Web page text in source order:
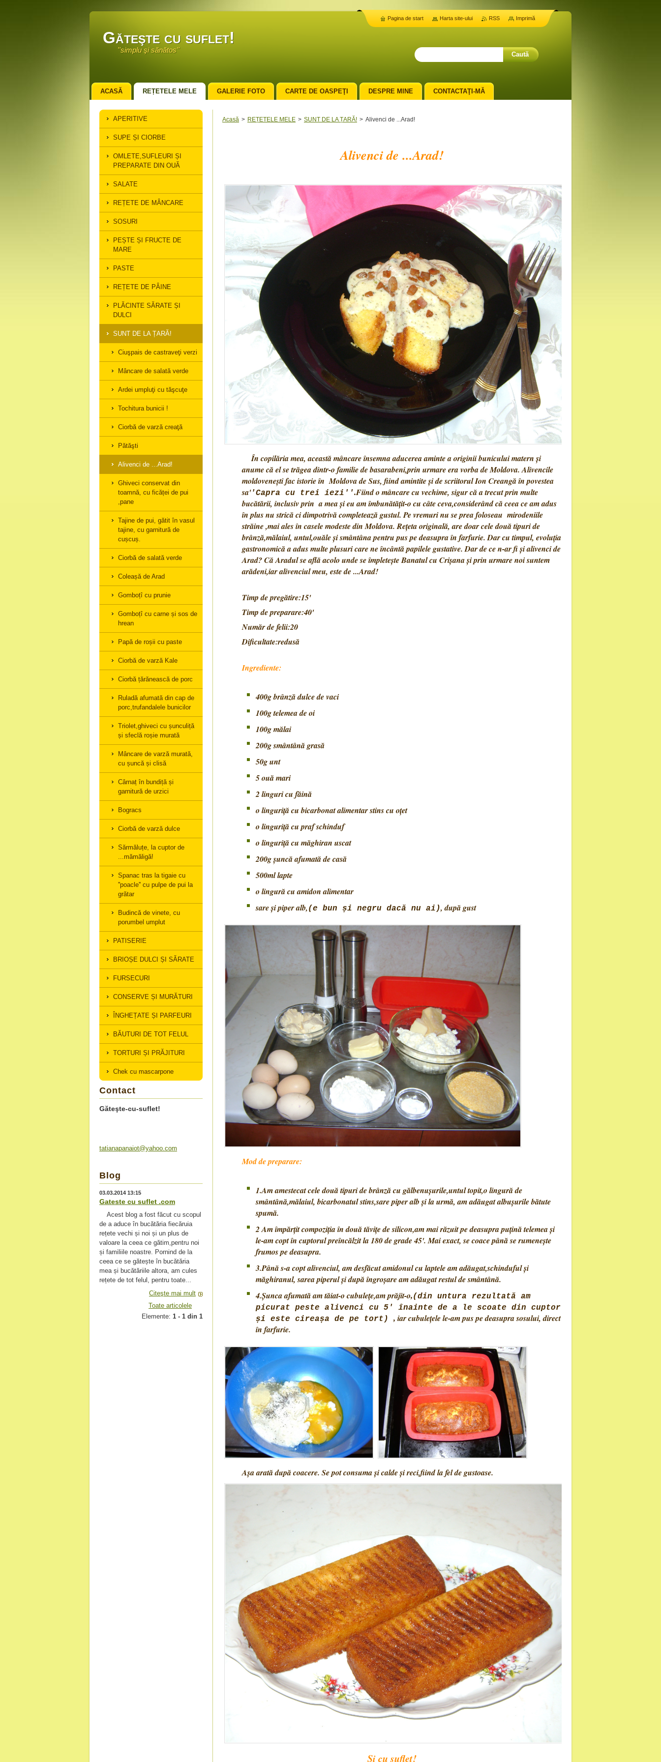
Găteşte cu suflet!
''simplu şi sănătos''
Acasă > REȚETELE MELE > SUNT DE LA ȚARĂ! > Alivenci de ...Arad!
Alivenci de ...Arad!
În copilăria mea, această mâncare însemna aducerea aminte a originii bunicului matern și
anume că el se trăgea dintr-o familie de basarabeni,prin urmare era vorba de Moldova. Alivencile
moldovenești fac istorie în Moldova de Sus, fiind amintite și de scriitorul Ion Creangă în povestea
sa''Capra cu trei iezi''.Fiind o mâncare cu vechime, sigur că a trecut prin multe
bucătării, inclusiv prin a mea și eu am îmbunătățit-o cu câte ceva,considerând că ceea ce am adus
în plus nu strică ci dimpotrivă completează gustul. Pe vremuri nu se prea foloseau mirodeniile
străine ,mai ales în casele modeste din Moldova. Rețeta originală, are doar cele două tipuri de
brânză,mălaiul, untul,ouăle și smântâna pentru pus pe deasupra în farfurie. Dar cu timpul, evoluția
gastronomică a adus multe plusuri care ne încântă papilele gustative. Dar de ce n-ar fi și alivenci de
Arad? Că Aradul se află acolo unde se împletește Banatul cu Crișana și prin urmare noi suntem
arădeni,iar alivenciul meu, este de ...Arad!
Timp de pregătire:15'
Timp de preparare:40'
Număr de felii:20
Dificultate:redusă
Ingrediente:
400g brânză dulce de vaci
100g telemea de oi
100g mălai
200g smântână grasă
50g unt
5 ouă mari
2 linguri cu făină
o linguriță cu bicarbonat alimentar stins cu oțet
o linguriță cu praf schinduf
o linguriță cu măghiran uscat
200g șuncă afumată de casă
500ml lapte
o lingură cu amidon alimentar
sare și piper alb,(e bun și negru dacă nu ai), după gust
Mod de preparare:
1.Am amestecat cele două tipuri de brânză cu gălbenușurile,untul topit,o lingură de
smântână,mălaiul, bicarbonatul stins,sare piper alb și la urmă, am adăugat albușurile bătute
spumă.
2 Am împărțit compoziția în două tăvițe de silicon,am mai răzuit pe deasupra puțină telemea și
le-am copt în cuptorul preîncălzit la 180 de grade 45'. Mai exact, se coace până se rumenește
frumos pe deasupra.
3.Până s-a copt alivenciul, am desfăcut amidonul cu laptele am adăugat,schinduful și
măghiranul, sarea piperul și după îngroșare am adăugat restul de smântână.
4.Șunca afumată am tăiat-o cubulețe,am prăjit-o,(din untura rezultată am
picurat peste alivenci cu 5' înainte de a le scoate din cuptor
și este cireașa de pe tort) , iarcubulețele le-am pus pe deasupra sosului, direct
în farfurie.
Așa arată după coacere. Se pot consuma și calde și reci,fiind la fel de gustoase.
Și cu suflet!
APERITIVE
SUPE ȘI CIORBE
OMLETE,SUFLEURI ȘI
PREPARATE DIN OUĂ
SALATE
REȚETE DE MÂNCARE
SOSURI
PEȘTE ȘI FRUCTE DE
MARE
PASTE
REȚETE DE PÂINE
PLĂCINTE SĂRATE ȘI
DULCI
SUNT DE LA ȚARĂ!
Ciuşpais de castraveţi verzi
Mâncare de salată verde
Ardei umpluţi cu tăşcuţe
Tochitura bunicii !
Ciorbă de varză creaţă
Pătăşti
Alivenci de ...Arad!
Ghiveci conservat din
toamnă, cu ficăței de pui
,pane
Tajine de pui, gătit în vasul
tajine, cu garnitură de
cușcuș.
Ciorbă de salată verde
Coleașă de Arad
Gomboțî cu prunie
Gomboțî cu carne și sos de
hrean
Papă de roșii cu paste
Ciorbă de varză Kale
Ciorbă țărănească de porc
Ruladă afumată din cap de
porc,trufandalele bunicilor
Triolet,ghiveci cu șunculiță
și sfeclă roșie murată
Mâncare de varză murată,
cu șuncă și clisă
Cârnaț în bundiță și
garnitură de urzici
Bogracs
Ciorbă de varză dulce
Sărmăluțe, la cuptor de
...mămăligă!
Spanac tras la tigaie cu
''poacle'' cu pulpe de pui la
grătar
Budincă de vinete, cu
porumbel umplut
PATISERIE
BRIOȘE DULCI ȘI SĂRATE
FURSECURI
CONSERVE ȘI MURĂTURI
ÎNGHEȚATE ȘI PARFEURI
BĂUTURI DE TOT FELUL
TORTURI ȘI PRĂJITURI
Chek cu mascarpone
Contact
Găteşte-cu-suflet!
tatianapanaiot@yahoo.com
Blog
03.03.2014 13:15
Gateste cu suflet .com
Acest blog a fost făcut cu scopul
de a aduce în bucătăria fiecăruia
rețete vechi și noi și un plus de
valoare la ceea ce gătim,pentru noi
și familiile noastre. Pornind de la
ceea ce se gătește în bucătăria
mea și bucătăriile altora, am cules
rețete de tot felul, pentru toate...
Citeşte mai mult
Toate articolele
Elemente: 1 - 1 din 1
ACASĂ REȚETELE MELE GALERIE FOTO CARTE DE OASPEŢI DESPRE MINE CONTACTAŢI-MĂ
Pagina de start Harta site-ului RSS Imprimă